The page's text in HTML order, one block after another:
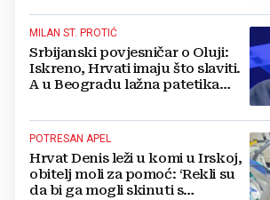
MILAN ST. PROTIĆ
Srbijanski povjesničar o Oluji:
Iskreno, Hrvati imaju što slaviti.
A u Beogradu lažna patetika
POTRESAN APEL
Hrvat Denis leži u komi u Irskoj,
obitelj moli za pomoć: ‘Rekli su
da bi ga mogli skinuti s